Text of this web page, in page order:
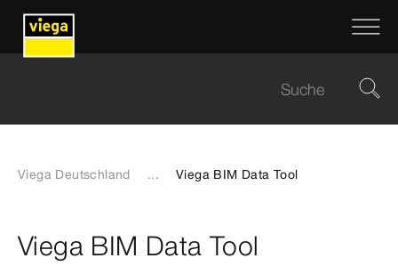
Viega Deutschland ... Viega BIM Data Tool
Viega BIM Data Tool